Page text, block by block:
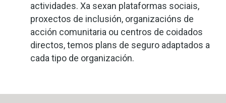
actividades. Xa sexan plataformas sociais,
proxectos de inclusión, organizacións de
acción comunitaria ou centros de coidados
directos, temos plans de seguro adaptados a
cada tipo de organización.